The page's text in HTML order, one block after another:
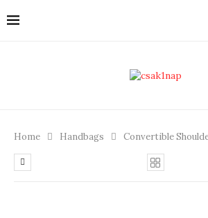
Home Handbags Convertible